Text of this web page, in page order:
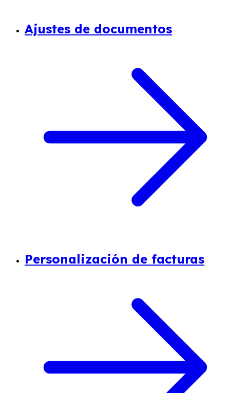
Ajustes de documentos
Personalización de facturas